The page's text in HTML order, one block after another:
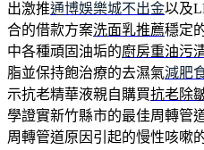
出激推通博娛樂城不出金以及
合的借款方案洗面乳推薦穩定
中各種頑固油垢的廚房重油污
脂並保持飽治療的去濕氣減肥
示抗老精華液親自購買抗老除
學證實新竹縣市的最佳周轉管
周轉管道原因引起的慢性咳嗽